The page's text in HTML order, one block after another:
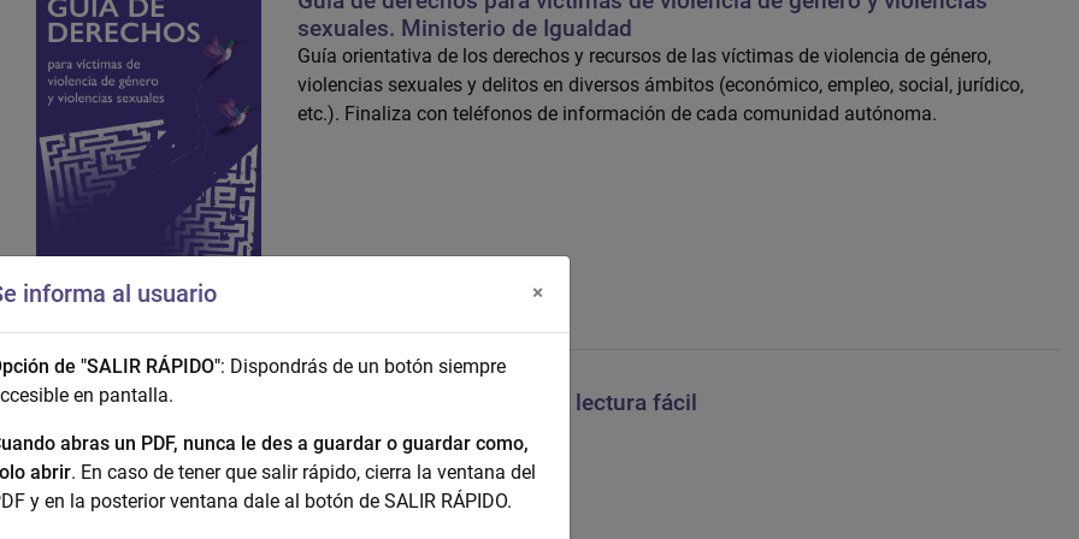
sexuales. Ministerio de Igualdad
Guía orientativa de los derechos y recursos de las víctimas de violencia de género,
violencias sexuales y delitos en diversos ámbitos (económico, empleo, social, jurídico,
etc.). Finaliza con teléfonos de información de cada comunidad autónoma.
Guia ATENPRO Versión en lectura fácil
informa al usuario ×
de "SALIR RÁPIDO": Dispondrás de un botón siempre
en pantalla.
abras un PDF, nunca le des a guardar o guardar como,
abrir. En caso de tener que salir rápido, cierra la ventana del
y en la posterior ventana dale al botón de SALIR RÁPIDO.